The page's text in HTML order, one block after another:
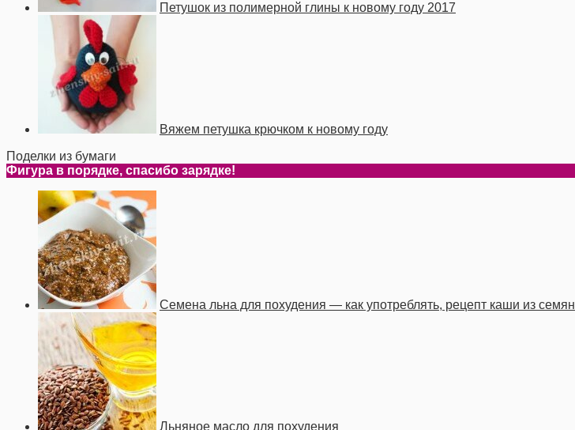
Петушок из полимерной глины к новому году 2017
Вяжем петушка крючком к новому году
Поделки из бумаги
Фигура в порядке, спасибо зарядке!
Семена льна для похудения — как употреблять, рецепт каши из семян
Льняное масло для похудения